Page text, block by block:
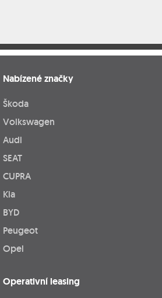
Nabízené značky
Škoda
Volkswagen
Audi
SEAT
CUPRA
Kia
BYD
Peugeot
Opel
Operativní leasing